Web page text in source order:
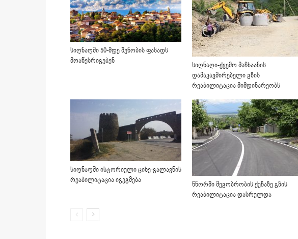
სიღნაღში 50-მდე შენობის ფასადს
მოაწესრიგებენ
სიღნაღი-ქვემო მაჩხაანის
დამაკავშირებელი გზის
რეაბილიტაცია მიმდინარეობს
სიღნაღში ისტორიული ციხე-გალავნის
რეაბილიტაცია იგეგმება
წნორში მეგობრობის ქუჩაზე გზის
რეაბილიტაცია დასრულდა